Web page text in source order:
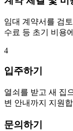
임대 계약서를 검
수료 등 초기 비용
4
입주하기
열쇠를 받고 새 집
변 안내까지 지원
문의하기